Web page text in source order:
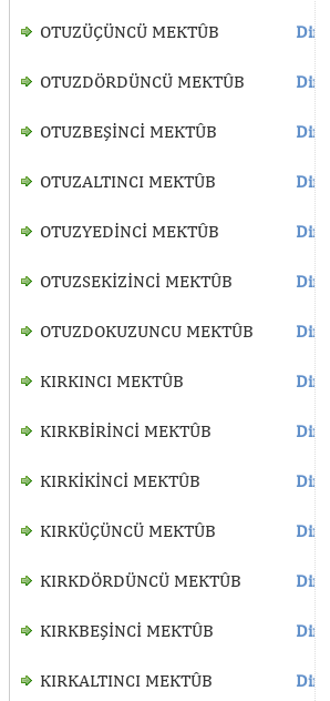
OTUZÜÇÜNCÜ MEKTÛB
OTUZDÖRDÜNCÜ MEKTÛB
OTUZBEŞİNCİ MEKTÛB
OTUZALTINCI MEKTÛB
OTUZYEDİNCİ MEKTÛB
OTUZSEKİZİNCİ MEKTÛB
OTUZDOKUZUNCU MEKTÛB
KIRKINCI MEKTÛB
KIRKBİRİNCİ MEKTÛB
KIRKİKİNCİ MEKTÛB
KIRKÜÇÜNCÜ MEKTÛB
KIRKDÖRDÜNCÜ MEKTÛB
KIRKBEŞİNCİ MEKTÛB
KIRKALTINCI MEKTÛB